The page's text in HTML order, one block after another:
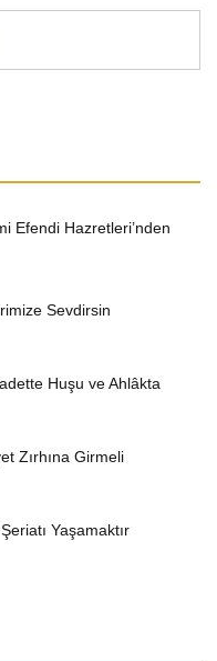
Efendi Hazretleri’nden
Sevdirsin
Huşu ve Ahlâkta
Zırhına Girmeli
Yaşamaktır